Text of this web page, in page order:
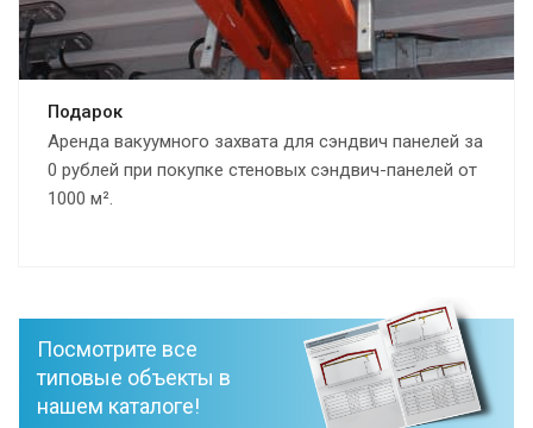
Подарок
Аренда вакуумного захвата для сэндвич панелей за
0 рублей при покупке стеновых сэндвич-панелей от
1000 м².
Посмотрите все
типовые объекты в
нашем каталоге!